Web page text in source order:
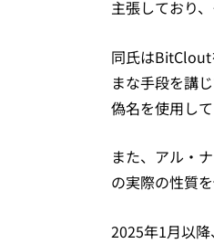
主張しており
同氏はBitClout
まな手段を講
偽名を使用し
また、アル・
の実際の性質
2025年1月以